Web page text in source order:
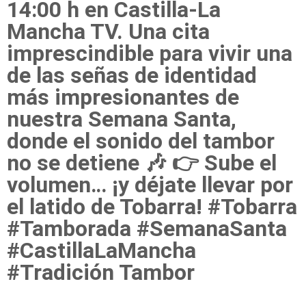
14:00 h en Castilla-La
Mancha TV. Una cita
imprescindible para vivir una
de las señas de identidad
más impresionantes de
nuestra Semana Santa,
donde el sonido del tambor
no se detiene 🎶 👉 Sube el
volumen… ¡y déjate llevar por
el latido de Tobarra! #Tobarra
#Tamborada #SemanaSanta
#CastillaLaMancha
#Tradición Tambor